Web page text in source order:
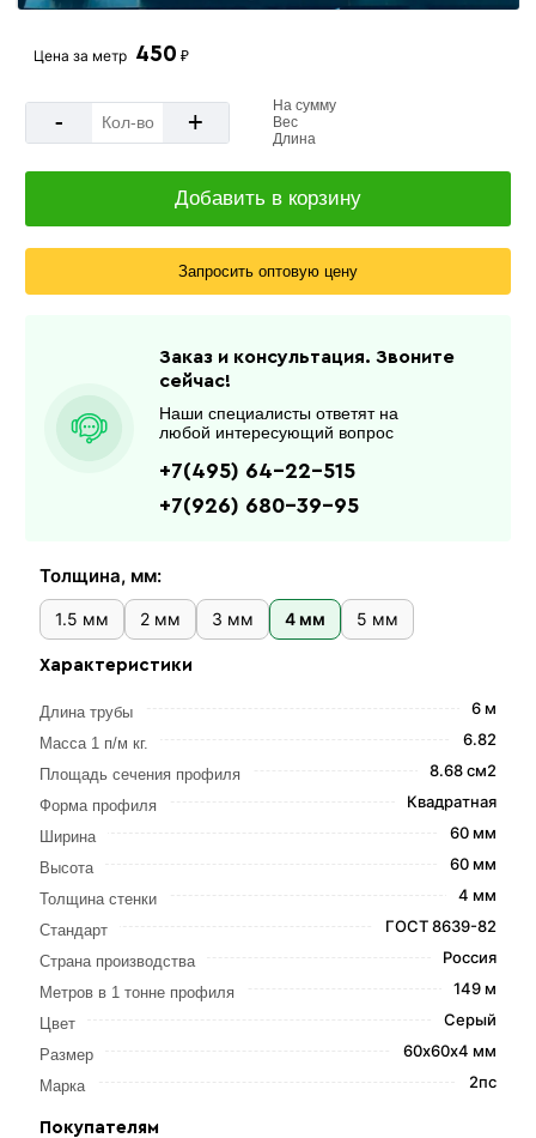
Толщина, мм:
1.5 мм 2 мм 3 мм 4 мм 5 мм
Характеристики
Длина трубы 6 м
Масса 1 п/м кг. 6.82
Площадь сечения профиля 8.68 см2
Форма профиля Квадратная
Ширина 60 мм
Высота 60 мм
Толщина стенки 4 мм
Стандарт ГОСТ 8639-82
Страна производства Россия
Метров в 1 тонне профиля 149 м
Цвет Серый
Размер 60х60х4 мм
Марка 2пс
Покупателям
Цена за метр 450 ₽
- +
На сумму
Вес
Длина
Добавить в корзину
Запросить оптовую цену
Заказ и консультация. Звоните
сейчас!
Наши специалисты ответят на
любой интересующий вопрос
+7(495) 64-22-515
+7(926) 680-39-95